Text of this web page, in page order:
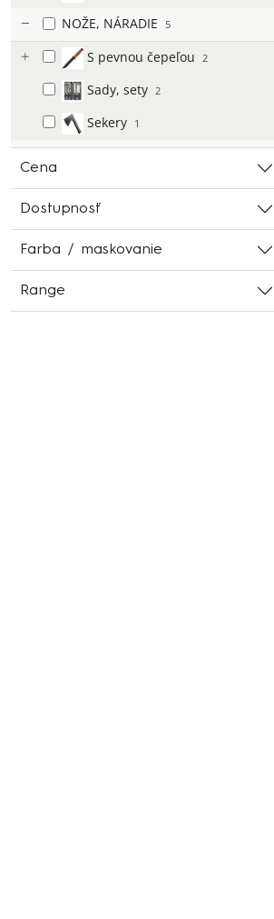
NOŽE, NÁRADIE 5
S pevnou čepeľou 2
Sady, sety 2
Sekery 1
Cena
Dostupnosť
Farba / maskovanie
Range